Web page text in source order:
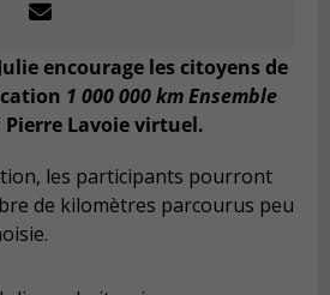
encourage les citoyens de
1 000 000 km Ensemble
Lavoie virtuel.
les participants pourront
de kilomètres parcourus peu